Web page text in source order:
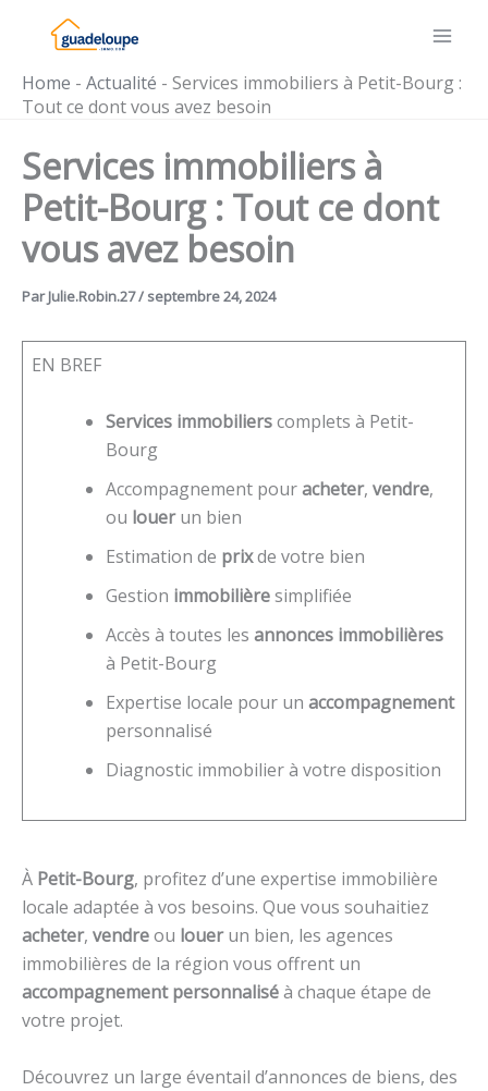
Home - Actualité - Services immobiliers à Petit-Bourg :
Tout ce dont vous avez besoin
Services immobiliers à
Petit-Bourg : Tout ce dont
vous avez besoin
ParJulie.Robin.27/ septembre 24, 2024
EN BREF
Services immobilierscomplets à Petit-
Bourg
Accompagnement pouracheter, vendre,
ou louerun bien
Estimation de prixde votre bien
Gestion immobilièresimplifiée
Accès à toutes les annonces immobilières
à Petit-Bourg
Expertise locale pour un accompagnement
personnalisé
Diagnostic immobilier à votre disposition
À Petit-Bourg, profitez d’une expertise immobilière
locale adaptée à vos besoins. Que vous souhaitiez
acheter, vendreou louerun bien, les agences
immobilières de la région vous offrent un
accompagnement personnaliséà chaque étape de
votre projet.
Découvrez un large éventail d’annonces de biens, des